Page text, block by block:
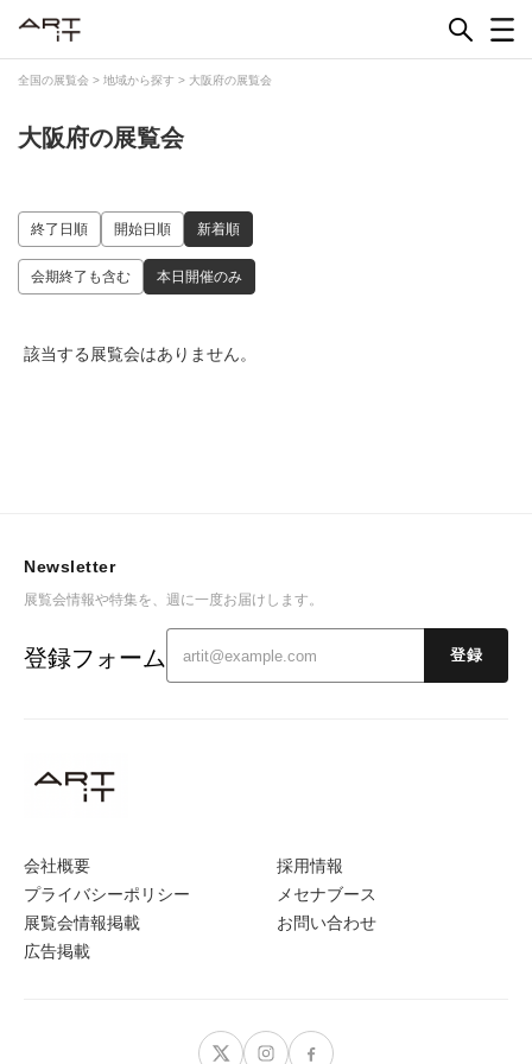
全国の展覧会 > 地域から探す > 大阪府の展覧会
大阪府の展覧会
終了日順 開始日順 新着順
会期終了も含む 本日開催のみ
該当する展覧会はありません。
会社概要
プライバシーポリシー
展覧会情報掲載
広告掲載
採用情報
メセナブース
お問い合わせ
Newsletter
展覧会情報や特集を、週に一度お届けします。
登録フォーム 登録